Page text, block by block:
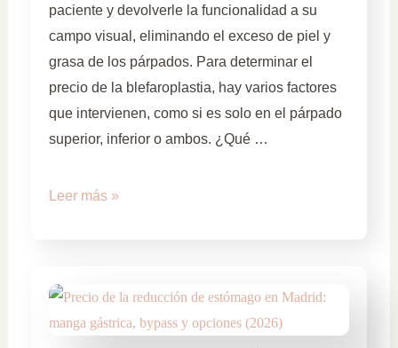
paciente y devolverle la funcionalidad a su
campo visual, eliminando el exceso de piel y
grasa de los párpados. Para determinar el
precio de la blefaroplastia, hay varios factores
que intervienen, como si es solo en el párpado
superior, inferior o ambos. ¿Qué …
Leer más »